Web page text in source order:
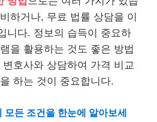
하거나, 무료 법률 상담을 이
니다. 정보의 습득이 중요하
을 활용하는 것도 좋은 방법
호사와 상담하여 가격 비교
하는 것이 중요합니다.
모든 조건을 한눈에 알아보세